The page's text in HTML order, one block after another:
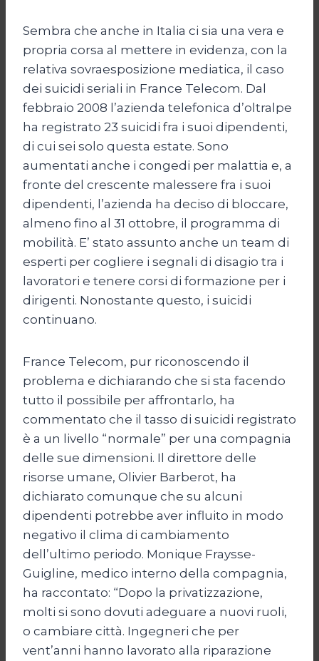
Sembra che anche in Italia ci sia una vera e
propria corsa al mettere in evidenza, con la
relativa sovraesposizione mediatica, il caso
dei suicidi seriali in France Telecom. Dal
febbraio 2008 l’azienda telefonica d’oltralpe
ha registrato 23 suicidi fra i suoi dipendenti,
di cui sei solo questa estate. Sono
aumentati anche i congedi per malattia e, a
fronte del crescente malessere fra i suoi
dipendenti, l’azienda ha deciso di bloccare,
almeno fino al 31 ottobre, il programma di
mobilità. E’ stato assunto anche un team di
esperti per cogliere i segnali di disagio tra i
lavoratori e tenere corsi di formazione per i
dirigenti. Nonostante questo, i suicidi
continuano.
France Telecom, pur riconoscendo il
problema e dichiarando che si sta facendo
tutto il possibile per affrontarlo, ha
commentato che il tasso di suicidi registrato
è a un livello “normale” per una compagnia
delle sue dimensioni. Il direttore delle
risorse umane, Olivier Barberot, ha
dichiarato comunque che su alcuni
dipendenti potrebbe aver influito in modo
negativo il clima di cambiamento
dell’ultimo periodo. Monique Fraysse-
Guigline, medico interno della compagnia,
ha raccontato: “Dopo la privatizzazione,
molti si sono dovuti adeguare a nuovi ruoli,
o cambiare città. Ingegneri che per
vent’anni hanno lavorato alla riparazione